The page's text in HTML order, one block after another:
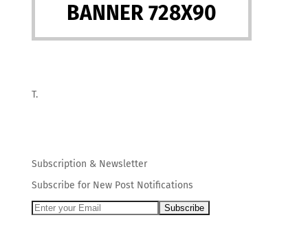
BANNER 728X90
T.
Subscription & Newsletter
Subscribe for New Post Notifications